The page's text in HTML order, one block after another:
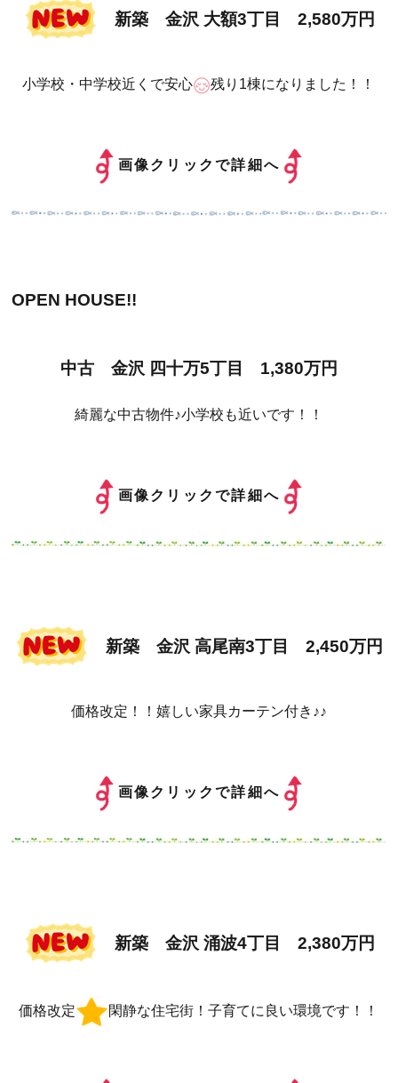
新築 金沢 大額3丁目 2,580万円
小学校・中学校近くで安心 残り1棟になりました！！
画像クリックで詳細へ
OPEN HOUSE!!
中古 金沢 四十万5丁目 1,380万円
綺麗な中古物件♪小学校も近いです！！
画像クリックで詳細へ
新築 金沢 高尾南3丁目 2,450万円
価格改定！！嬉しい家具カーテン付き♪♪
画像クリックで詳細へ
新築 金沢 涌波4丁目 2,380万円
価格改定 閑静な住宅街！子育てに良い環境です！！